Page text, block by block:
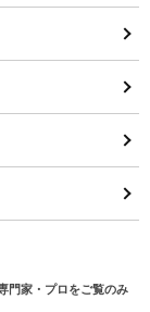
門家・プロをご覧のみ